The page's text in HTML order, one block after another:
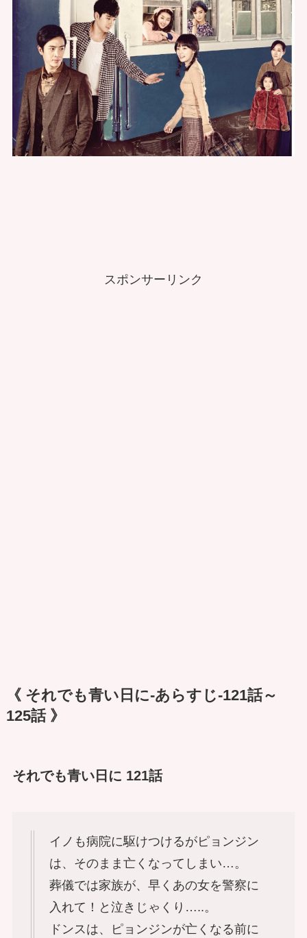
スポンサーリンク
《 それでも青い日に-あらすじ-121話～
125話 》
それでも青い日に 121話
イノも病院に駆けつけるがピョンジン
は、そのまま亡くなってしまい…。
葬儀では家族が、早くあの女を警察に
入れて！と泣きじゃくり…..。
ドンスは、ピョンジンが亡くなる前に